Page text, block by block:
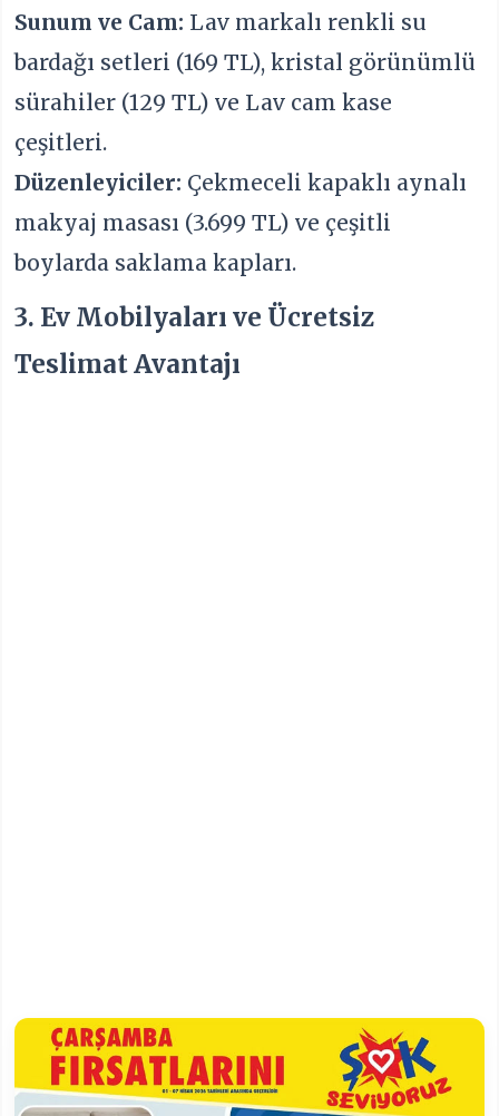
Sunum ve Cam: Lav markalı renkli su
bardağı setleri (169 TL), kristal görünümlü
sürahiler (129 TL) ve Lav cam kase
çeşitleri.
Düzenleyiciler: Çekmeceli kapaklı aynalı
makyaj masası (3.699 TL) ve çeşitli
boylarda saklama kapları.
3. Ev Mobilyaları ve Ücretsiz
Teslimat Avantajı